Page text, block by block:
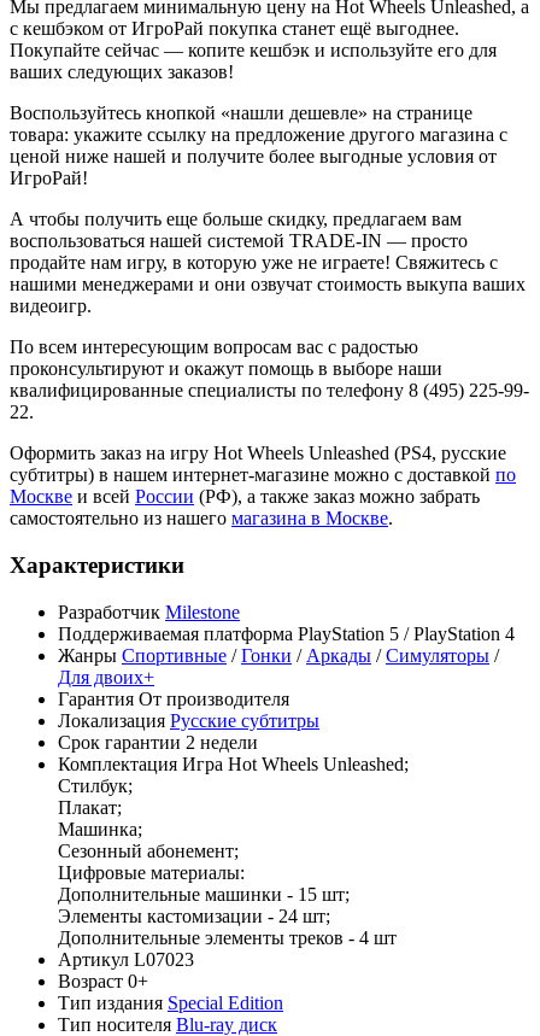
Мы предлагаем минимальную цену на Hot Wheels Unleashed, а
с кешбэком от ИгроРай покупка станет ещё выгоднее.
Покупайте сейчас — копите кешбэк и используйте его для
ваших следующих заказов!
Воспользуйтесь кнопкой «нашли дешевле» на странице
товара: укажите ссылку на предложение другого магазина с
ценой ниже нашей и получите более выгодные условия от
ИгроРай!
А чтобы получить еще больше скидку, предлагаем вам
воспользоваться нашей системой TRADE-IN — просто
продайте нам игру, в которую уже не играете! Свяжитесь с
нашими менеджерами и они озвучат стоимость выкупа ваших
видеоигр.
По всем интересующим вопросам вас с радостью
проконсультируют и окажут помощь в выборе наши
квалифицированные специалисты по телефону 8 (495) 225-99-
22.
Оформить заказ на игру Hot Wheels Unleashed (PS4, русские
субтитры) в нашем интернет-магазине можно с доставкой по
Москве и всей России (РФ), а также заказ можно забрать
самостоятельно из нашего магазина в Москве.
Характеристики
Разработчик Milestone
Поддерживаемая платформа PlayStation 5 / PlayStation 4
Жанры Спортивные /Гонки / Аркады /Симуляторы /
Для двоих+
Гарантия От производителя
Локализация Русские субтитры
Срок гарантии 2 недели
Комплектация Игра Hot Wheels Unleashed;
Стилбук;
Плакат;
Машинка;
Сезонный абонемент;
Цифровые материалы:
Дополнительные машинки - 15 шт;
Элементы кастомизации - 24 шт;
Дополнительные элементы треков - 4 шт
Артикул L07023
Возраст 0+
Тип издания Special Edition
Тип носителя Blu-ray диск